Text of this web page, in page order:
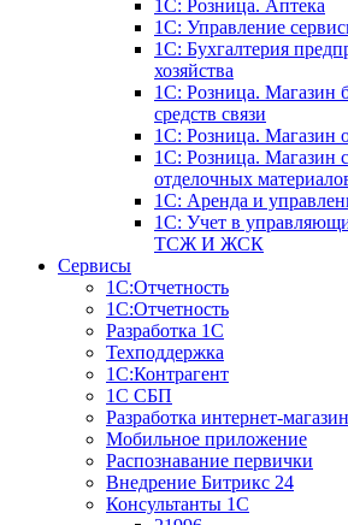
1С: Розница. Аптека
1С: Управление
1С: Бухгалтерия
хозяйства
1С: Розница. Магазин
средств связи
1С: Розница. Магазин
1С: Розница. Магазин
отделочных
1С: Аренда и
1C: Учет в
ТСЖ И ЖСК
Сервисы
1С:Отчетность
1С:Отчетность
Разработка 1С
Техподдержка
1С:Контрагент
1С СБП
Разработка интернет-
Мобильное приложение
Распознавание первички
Внедрение Битрикс 24
Консультанты 1С